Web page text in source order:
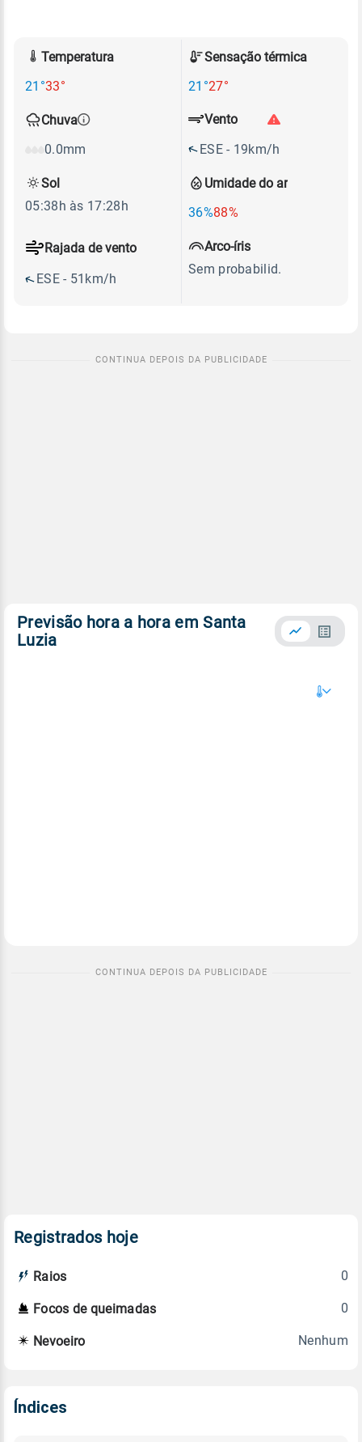
Temperatura
21°33°
Sensação térmica
21°27°
Chuva
0.0mm
Umidade do ar
36%88%
Vento
ESE - 19km/h
Rajada de vento
ESE - 51km/h
Sol
05:38h às 17:28h
Arco-íris
Sem probabilid.
Previsão hora a hora em Santa
Luzia
Registrados hoje
Raios 0
Focos de queimadas 0
Nevoeiro Nenhum
Índices